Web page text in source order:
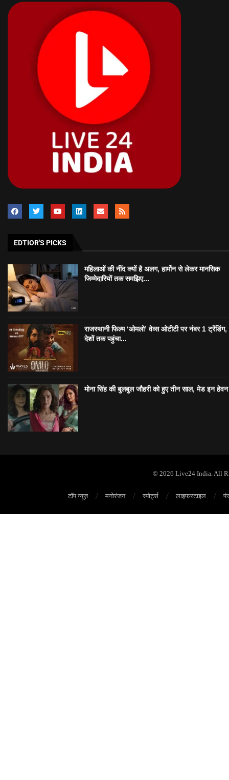
EDTIOR'S PICKS
महिलाओं की नींद क्यों है अलग, हार्मोन से लेकर मानसिक
जिम्मेदारियों तक समझिए...
राजस्थानी फिल्म ‘ओमलो’ वेव्स ओटीटी पर नंबर 1
देशों तक पहुंचा...
मोना सिंह की बुलबुल जौहरी को हुए तीन साल, मेड इन
© 2026 Live24 India. All
टॉप न्यूज़ मनोरंजन स्पोर्ट्स लाइफस्टाइल